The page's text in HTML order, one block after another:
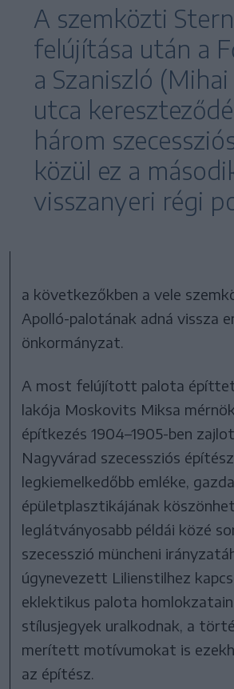
A szemközti
felújítása után a
a Szaniszló
utca
három
közül ez a
visszanyeri régi
a következőkben a vele
Apolló-palotának adná vissza
önkormányzat.
A most felújított palota
lakója Moskovits Miksa
építkezés 1904–1905-ben
Nagyvárad szecessziós
legkiemelkedőbb emléke,
épületplasztikájának
leglátványosabb példái közé
szecesszió müncheni
úgynevezett Lilienstilhez
eklektikus palota
stílusjegyek uralkodnak, a
merített motívumokat is
az építész.